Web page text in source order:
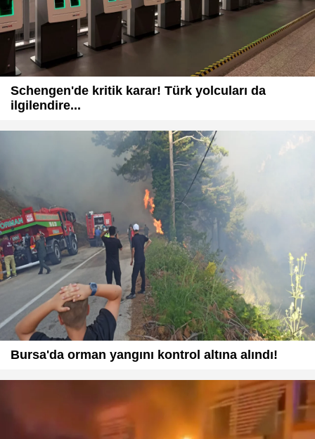
Schengen'de kritik karar! Türk yolcuları da
ilgilendire...
Bursa'da orman yangını kontrol altına alındı!